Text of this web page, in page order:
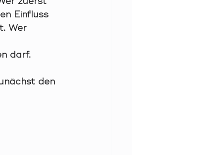
Einfluss
Wer
darf.
den